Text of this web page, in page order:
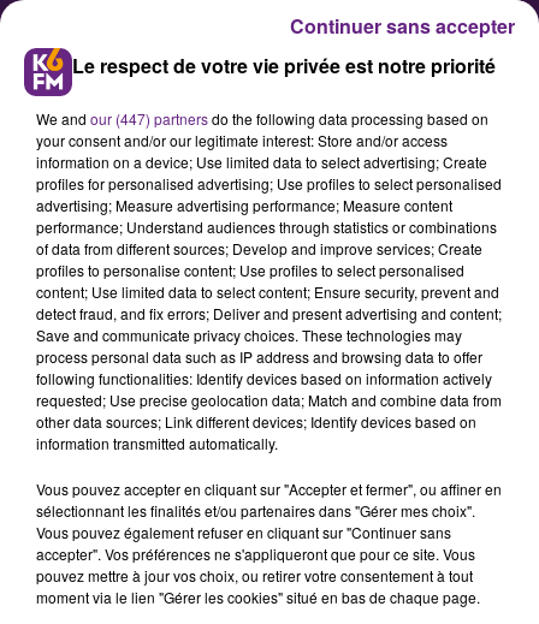
Pourquoi les sirènes ont-elles
retenti ce jeudi midi ?
Ce jeudi 2 mai, les côte-d’oriens ont
pu s'étonner d'entendre retentir
une sirène à l’heure du déjeuner.
On vous explique pourquoi.
Publié : 2 mai 2024 à 12h37 par Charles Perrin Sonnette
Le respect de votre vie privée est notre priorité
We and our (447) partnersdo the following data processing based on
your consent and/or our legitimate interest: Store and/or access
information on a device; Use limited data to select advertising; Create
profiles for personalised advertising; Use profiles to select personalised
advertising; Measure advertising performance; Measure content
performance; Understand audiences through statistics or combinations
of data from different sources; Develop and improve services; Create
profiles to personalise content; Use profiles to select personalised
content; Use limited data to select content; Ensure security, prevent and
detect fraud, and fix errors; Deliver and present advertising and content;
Save and communicate privacy choices. These technologies may
process personal data such as IP address and browsing data to offer
following functionalities: Identify devices based on information actively
requested; Use precise geolocation data; Match and combine data from
other data sources; Link different devices; Identify devices based on
information transmitted automatically.
Vous pouvez accepter en cliquant sur "Accepter et fermer", ou affiner en
sélectionnant les finalités et/ou partenaires dans "Gérer mes choix".
Vous pouvez également refuser en cliquant sur "Continuer sans
accepter". Vos préférences ne s'appliqueront que pour ce site. Vous
pouvez mettre à jour vos choix, ou retirer votre consentement à tout
moment via le lien "Gérer les cookies" situé en bas de chaque page.
Continuer sans accepter